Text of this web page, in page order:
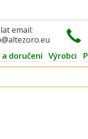
email:
doručení Výrobci